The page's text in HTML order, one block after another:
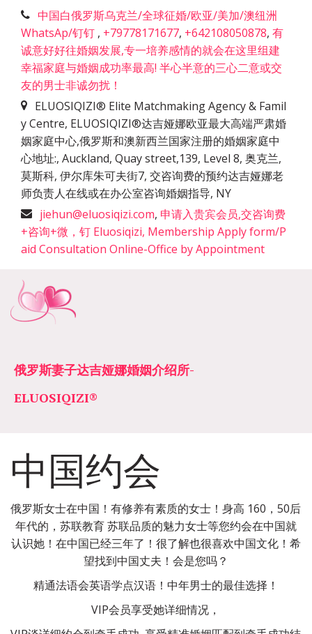
中国白俄罗斯乌克兰/全球征婚/欧亚/美加/澳纽洲
WhatsAp/钉钉 , +79778171677, +642108050878, 有
诚意好好往婚姻发展,专一培养感情的就会在这里组建
幸福家庭与婚姻成功率最高! 半心半意的三心二意或交
友的男士非诚勿扰！
ELUOSIQIZI® Elite Matchmaking Agency & Famil
y Centre, ELUOSIQIZI®达吉娅娜欧亚最大高端严肃婚
姻家庭中心,俄罗斯和澳新西兰国家注册的婚姻家庭中
心地址:, Auckland, Quay street,139, Level 8, 奥克兰,
莫斯科, 伊尔库朱可夫街7, 交咨询费的预约达吉娅娜老
师负责人在线或在办公室咨询婚姻指导, NY
jiehun@eluosiqizi.com, 申请入贵宾会员,交咨询费
+咨询+微，钉 Eluosiqizi, Membership Apply form/P
aid Consultation Online-Office by Appointment
俄罗斯妻子达吉娅娜婚姻介绍所­­
ELUOSIQIZI®
中国约会
俄罗斯女士在中国！有修养有素质的女士！身高 160，50后
年代的，苏联教育 苏联品质的魅力女士等您约会在中国就
认识她！在中国已经三年了！很了解也很喜欢中国文化！希
望找到中国丈夫！会是您吗？
精通法语会英语学点汉语！中年男士的最佳选择！
VIP会员享受她详细情况，